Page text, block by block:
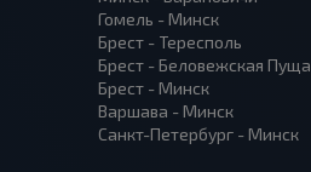
Гомель - Минск
Брест - Тересполь
Брест - Беловежская Пуща
Брест - Минск
Варшава - Минск
Санкт-Петербург - Минск